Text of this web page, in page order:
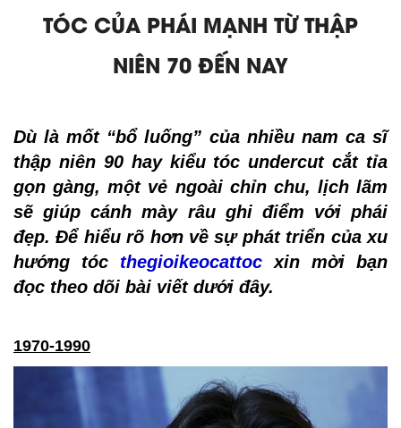
TÓC CỦA PHÁI MẠNH TỪ THẬP
NIÊN 70 ĐẾN NAY
Dù là mốt “bổ luống” của nhiều nam ca sĩ
thập niên 90 hay kiểu tóc undercut cắt tỉa
gọn gàng, một vẻ ngoài chỉn chu, lịch lãm
sẽ giúp cánh mày râu ghi điểm với phái
đẹp. Để hiểu rõ hơn về sự phát triển của xu
hướng tóc thegioikeocattoc xin mời bạn
đọc theo dõi bài viết dưới đây.
1970-1990